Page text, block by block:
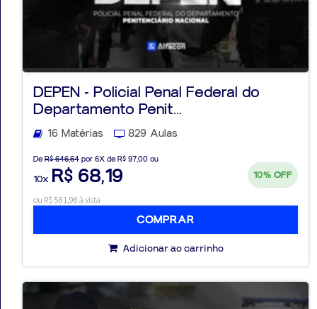
DEPEN - Policial Penal Federal do
Departamento Penit...
16 Matérias 829 Aulas
De R$ 646,64 por 6X de R$ 97,00 ou
10x R$ 68,19 10% OFF
ou R$ 581,98 à vista
COMPRAR
Adicionar ao carrinho